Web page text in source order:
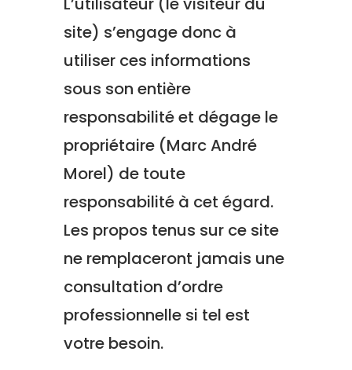
site) s’engage donc à
utiliser ces informations
sous son entière
responsabilité et dégage le
propriétaire (Marc André
Morel) de toute
responsabilité à cet égard.
Les propos tenus sur ce site
ne remplaceront jamais une
consultation d’ordre
professionnelle si tel est
votre besoin.